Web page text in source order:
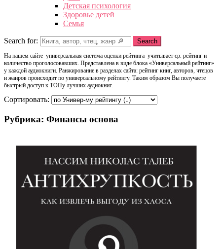
Детская психология
Здоровье детей
Семья
Search for: Search
На нашем сайте универсальная система оценки рейтинга учитывает ср. рейтинг и
количество проголосовавших. Представлена в виде блока «Универсальный рейтинг»
у каждой аудиокниги. Ранжирование в разделах сайта: рейтинг книг, авторов, чтецов
и жанров происходит по универсальному рейтингу. Таким образом Вы получаете
быстрый доступ к ТОПу лучших аудиокниг.
Сортировать:
Рубрика: Финансы основа